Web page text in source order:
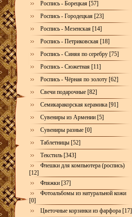
Роспись - Борецкая [57]
Роспись - Городецкая [23]
Роспись - Мезенская [14]
Роспись - Петриковская [18]
Роспись - Синяя по серебру [75]
Роспись - Сюжетная [11]
Роспись - Чёрная по золоту [62]
Свечи подарочные [82]
Семикаракорская керамика [91]
Сувениры из Армении [5]
Сувениры разные [0]
Таблетницы [52]
Текстиль [343]
Флешки для компьютера (роспись)
[12]
Фляжки [37]
Фотоальбомы из натуральной кожи
[0]
Цветочные корзинки из фарфора [17]